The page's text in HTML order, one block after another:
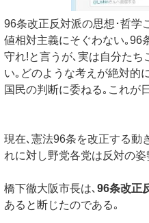
96条改正反対派の思想･哲学
値相対主義にそぐわない｡96
守れ!と言うが､実は自分たち
い｡どのような考えが絶対的
国民の判断に委ねる｡これが
現在､憲法96条を改正する動
れに対し野党各党は反対の
橋下徹大阪市長は､ 96条改正
あると断じたのである｡